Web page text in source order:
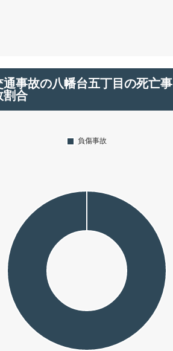
通事故の八幡台五丁目の死亡事
割合